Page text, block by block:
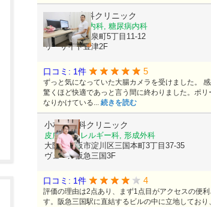
うえやま内科クリニック
内科, 消化器内科, 糖尿病内科
大阪府吹田市泉町5丁目11-12
リーサイド豊津2F
口コミ: 1件 5
ずっと気になっていた大腸カメラを受けました。 感
驚くほど快適であっと言う間に終わりました。ポリ
なりかけている... 続きを読む
小林皮フ科クリニック
皮膚科, アレルギー科, 形成外科
大阪府大阪市淀川区三国本町3丁目37-35
ヴュール阪急三国3F
口コミ: 1件 4
評価の理由は2点あり、まず1点目がアクセスの便
す。阪急三国駅に直結するビルの中に立地しており